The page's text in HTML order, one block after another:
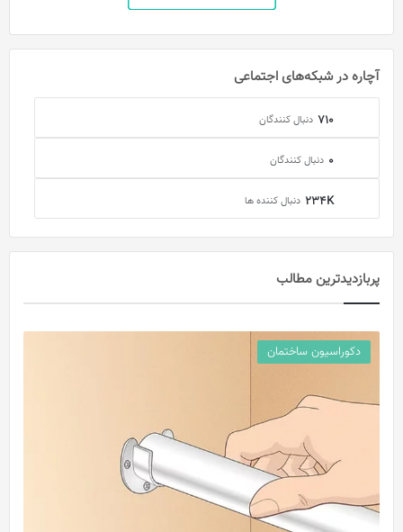
آچاره در شبکه‌های اجتماعی
710 دنبال کنندگان
0 دنبال کنندگان
234K دنبال کننده ها
پربازدید‌ترین مطالب
دکوراسیون ساختمان